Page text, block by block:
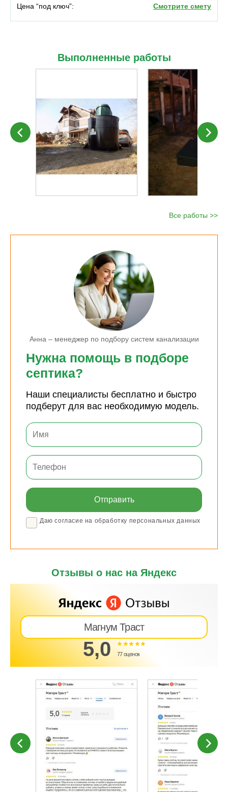
Цена “под ключ”: Смотрите смету
Выполненные работы
Все работы >>
Анна – менеджер по подбору систем канализации
Нужна помощь в подборе
септика?
Наши специалисты бесплатно и быстро
подберут для вас необходимую модель.
Даю согласие на обработку персональных данных
Отзывы о нас на Яндекс
Магнум Траст
5,0 77 оценок